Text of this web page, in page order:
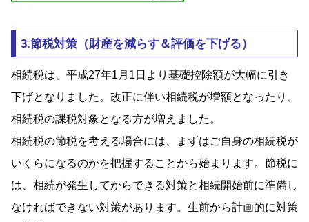
3.節税対策（財産を減らす＆評価を下げる）
相続税は、平成27年1月1日より基礎控除額が大幅に引き
下げとなりました。改正に伴い相続税が増額となったり、
相続税の課税対象となる方が増えました。
相続税の節税を考える場合には、まずはご自身の相続税が
いくらになるのかを把握することから始まります。節税に
は、相続が発生してからできる対策と相続開始前に準備し
なければできない対策があります。生前から計画的に対策